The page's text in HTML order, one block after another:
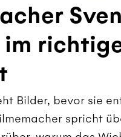
Sven
Bilder, bevor sie
spricht